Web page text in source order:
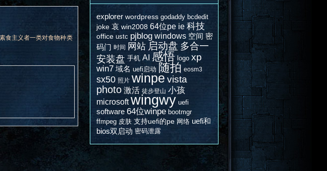
食主义者一类对食物种类
explorer wordpress godaddy bcdedit
joke 哀 win2008 64位pe ie 科技
office ustc pjblog windows 空间 密
码门 时间 网站 启动盘 多合一
安装盘 手机 AI 感悟 logo xp
win7 域名 uefi启动 随拍 eosm3
sx50 照片 winpevista
photo 激活 徒步登山 小孩
microsoft wingwy uefi
software 64位winpe bootmgr
ffmpeg 皮肤 支持uefi的pe 网络 uefi和
bios双启动 密码泄露